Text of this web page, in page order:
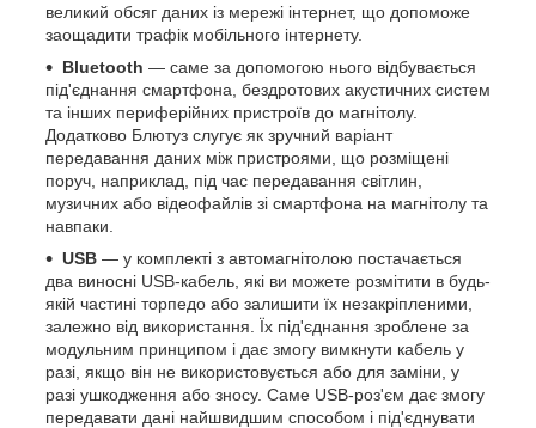
великий обсяг даних із мережі інтернет, що допоможе
заощадити трафік мобільного інтернету.
Bluetooth — саме за допомогою нього відбувається
під'єднання смартфона, бездротових акустичних систем
та інших периферійних пристроїв до магнітолу.
Додатково Блютуз слугує як зручний варіант
передавання даних між пристроями, що розміщені
поруч, наприклад, під час передавання світлин,
музичних або відеофайлів зі смартфона на магнітолу та
навпаки.
USB — у комплекті з автомагнітолою постачається
два виносні USB-кабель, які ви можете розмітити в будь-
якій частині торпедо або залишити їх незакріпленими,
залежно від використання. Їх під'єднання зроблене за
модульним принципом і дає змогу вимкнути кабель у
разі, якщо він не використовується або для заміни, у
разі ушкодження або зносу. Саме USB-роз'єм дає змогу
передавати дані найшвидшим способом і під'єднувати